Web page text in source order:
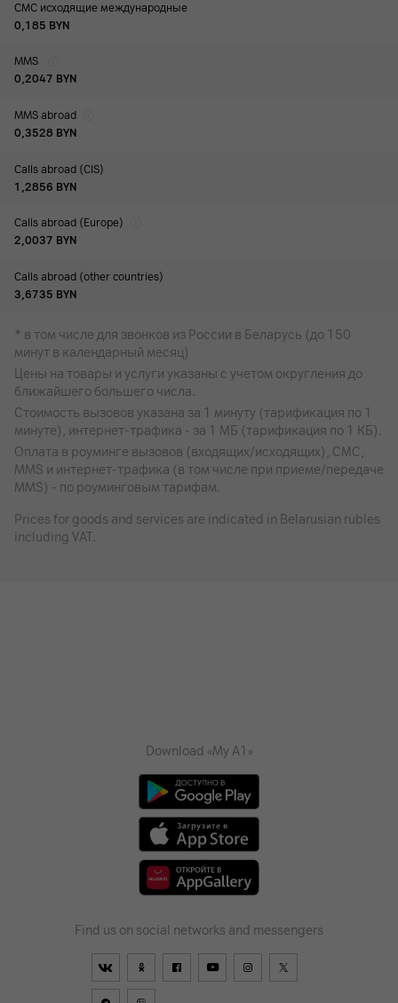
СМС исходящие международные
0,185 BYN
MMS
0,2047 BYN
MMS abroad
0,3528 BYN
Calls abroad (CIS)
1,2856 BYN
Calls abroad (Europe)
2,0037 BYN
Calls abroad (other countries)
3,6735 BYN
* в том числе для звонков из России в Беларусь (до 150
минут в календарный месяц)
Цены на товары и услуги указаны с учетом округления до
ближайшего большего числа.
Стоимость вызовов указана за 1 минуту (тарификация по 1
минуте), интернет-трафика - за 1 МБ (тарификация по 1 КБ).
Оплата в роуминге вызовов (входящих/исходящих), СМС,
MMS и интернет-трафика (в том числе при приеме/передаче
MMS) - по роуминговым тарифам.
Prices for goods and services are indicated in Belarusian rubles
including VAT.
Download «My A1»
Find us on social networks and messengers